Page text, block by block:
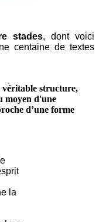
stades, dont voici
centaine de textes
véritable structure,
moyen d'une
d’une forme
la